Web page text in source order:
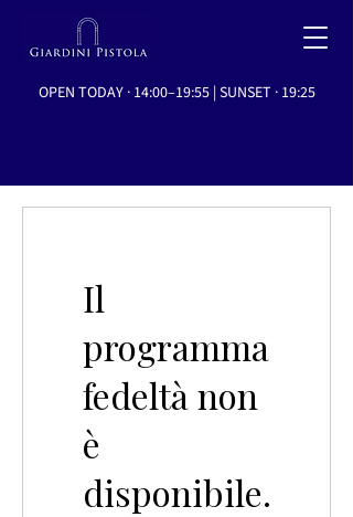
OPEN TODAY · 14:00–19:55 | SUNSET · 19:25
Il
programma
fedeltà non
è
disponibile.